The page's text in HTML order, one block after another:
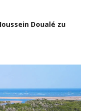
Doualé zu